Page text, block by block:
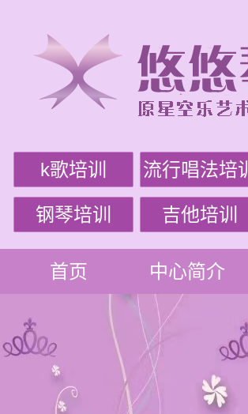
k歌培训 流行唱法培训
钢琴培训 吉他培训
首页 中心简介